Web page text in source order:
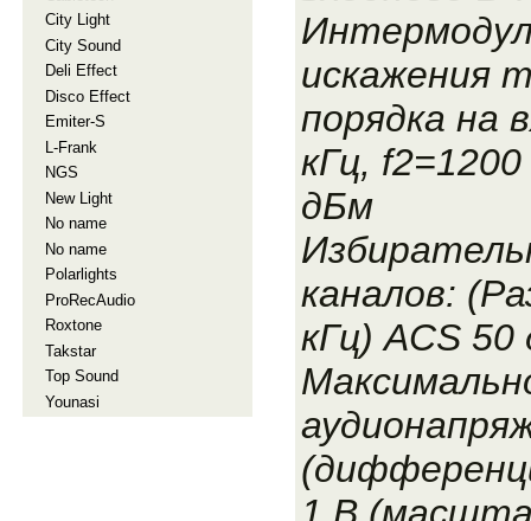
City Light
City Sound
Deli Effect
Disco Effect
Emiter-S
L-Frank
NGS
New Light
No name
No name
Polarlights
ProRecAudio
Roxtone
Takstar
Top Sound
Younasi
искажения
порядка на
кГц,
дБм
каналов:
кГц) ACS 50